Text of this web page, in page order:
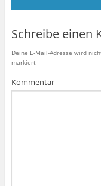
Schreibe einen
Deine E-Mail-Adresse wird
markiert
Kommentar